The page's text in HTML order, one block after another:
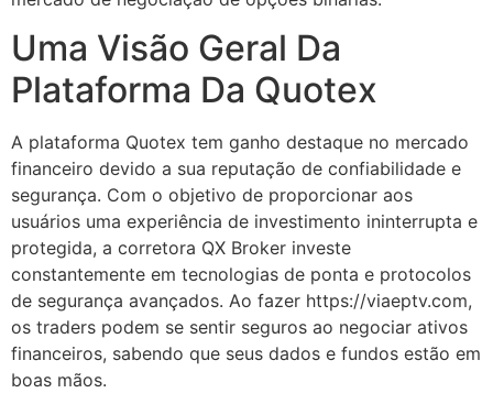
Uma Visão Geral Da
Plataforma Da Quotex
A plataforma Quotex tem ganho destaque no mercado
financeiro devido a sua reputação de confiabilidade e
segurança. Com o objetivo de proporcionar aos
usuários uma experiência de investimento ininterrupta e
protegida, a corretora QX Broker investe
constantemente em tecnologias de ponta e protocolos
de segurança avançados. Ao fazer https://viaeptv.com,
os traders podem se sentir seguros ao negociar ativos
financeiros, sabendo que seus dados e fundos estão em
boas mãos.